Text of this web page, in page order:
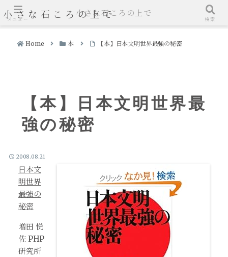
小さな石ころの上で
Home 本 【本】日本文明世界最強の秘密
【本】日本文明世界最
強の秘密
2008.08.21
日本文
明世界
最強の
秘密
増田 悦
佐 PHP
研究所
メニュー
小さな石ころの上で
検索